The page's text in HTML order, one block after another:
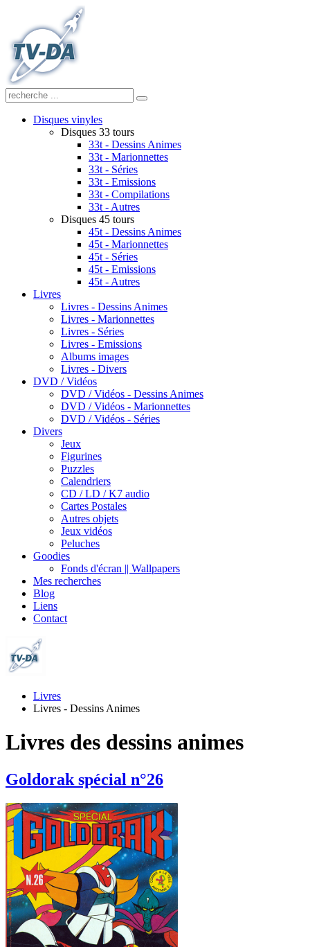
Disques vinyles
Disques 33 tours
33t - Dessins Animes
33t - Marionnettes
33t - Séries
33t - Emissions
33t - Compilations
33t - Autres
Disques 45 tours
45t - Dessins Animes
45t - Marionnettes
45t - Séries
45t - Emissions
45t - Autres
Livres
Livres - Dessins Animes
Livres - Marionnettes
Livres - Séries
Livres - Emissions
Albums images
Livres - Divers
DVD / Vidéos
DVD / Vidéos - Dessins Animes
DVD / Vidéos - Marionnettes
DVD / Vidéos - Séries
Divers
Jeux
Figurines
Puzzles
Calendriers
CD / LD / K7 audio
Cartes Postales
Autres objets
Jeux vidéos
Peluches
Goodies
Fonds d'écran || Wallpapers
Mes recherches
Blog
Liens
Contact
Livres
Livres - Dessins Animes
Livres des dessins animes
Goldorak spécial n°26